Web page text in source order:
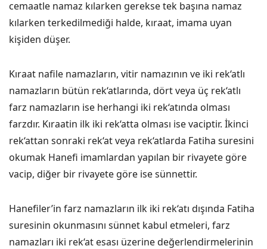
cemaatle namaz kılarken gerekse tek başına namaz
kılarken terkedilmediği halde, kıraat, imama uyan
kişiden düşer.
Kıraat nafile namazların, vitir namazının ve iki rek‘atlı
namazların bütün rek‘atlarında, dört veya üç rek‘atlı
farz namazların ise herhangi iki rek‘atında olması
farzdır. Kıraatin ilk iki rek‘atta olması ise vaciptir. İkinci
rek‘attan sonraki rek‘at veya rek‘atlarda Fatiha suresini
okumak Hanefi imamlardan yapılan bir rivayete göre
vacip, diğer bir rivayete göre ise sünnettir.
Hanefiler’in farz namazların ilk iki rek‘atı dışında Fatiha
suresinin okunmasını sünnet kabul etmeleri, farz
namazları iki rek‘at esası üzerine değerlendirmelerinin